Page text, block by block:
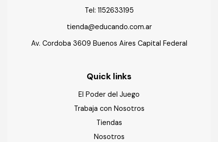
Tel: 1152633195
tienda@educando.com.ar
Av. Cordoba 3609 Buenos Aires Capital Federal
Quick links
El Poder del Juego
Trabaja con Nosotros
Tiendas
Nosotros